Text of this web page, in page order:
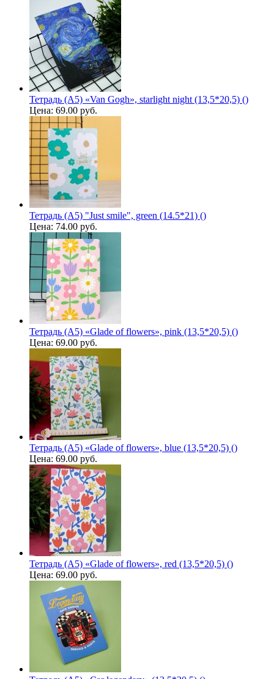
Тетрадь (A5) «Van Gogh», starlight night (13,5*20,5) ()
Цена: 69.00 руб.
Тетрадь (A5) "Just smile", green (14.5*21) ()
Цена: 74.00 руб.
Тетрадь (A5) «Glade of flowers», pink (13,5*20,5) ()
Цена: 69.00 руб.
Тетрадь (A5) «Glade of flowers», blue (13,5*20,5) ()
Цена: 69.00 руб.
Тетрадь (A5) «Glade of flowers», red (13,5*20,5) ()
Цена: 69.00 руб.